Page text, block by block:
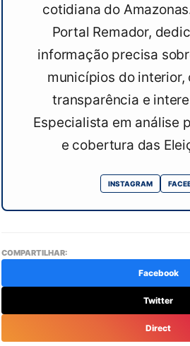
cotidiana do
Portal Remador,
informação precisa
municípios do interior,
transparência e
Especialista em análise
e cobertura das
INSTAGRAM
COMPARTILHAR:
Facebook
Twitter
Direct